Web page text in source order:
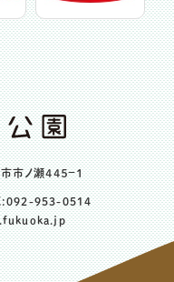
ノ瀬４４５−１
953-0514